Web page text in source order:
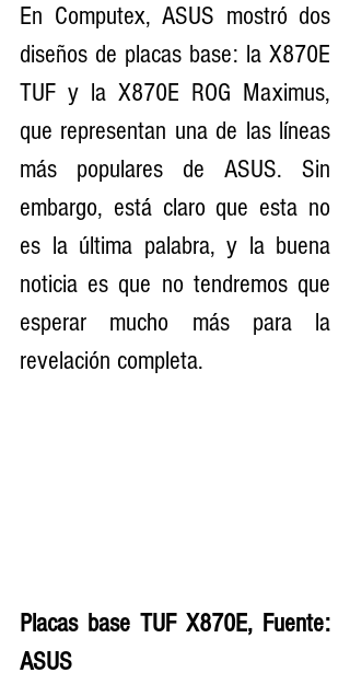
En Computex, ASUS mostró dos
diseños de placas base: la X870E
TUF y la X870E ROG Maximus,
que representan una de las líneas
más populares de ASUS. Sin
embargo, está claro que esta no
es la última palabra, y la buena
noticia es que no tendremos que
esperar mucho más para la
revelación completa.
Placas base TUF X870E, Fuente:
ASUS